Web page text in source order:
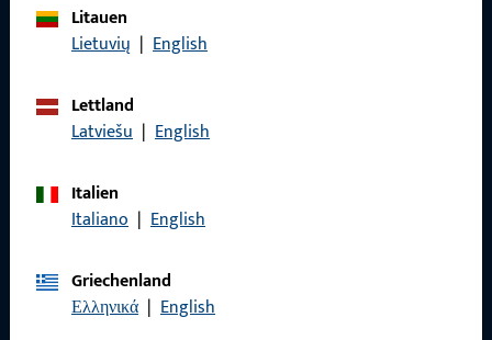
Litauen
Lietuvių | English
Lettland
Latviešu | English
Italien
Italiano | English
Griechenland
Ελληνικά | English
Impressum